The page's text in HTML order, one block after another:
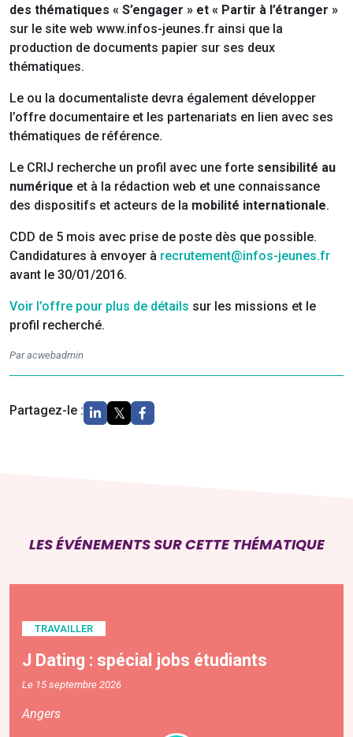
des thématiques « S’engager » et « Partir à l’étranger »
sur le site web www.infos-jeunes.fr ainsi que la
production de documents papier sur ses deux
thématiques.
Le ou la documentaliste devra également développer
l’offre documentaire et les partenariats en lien avec ses
thématiques de référence.
Le CRIJ recherche un profil avec une forte sensibilité au
numérique et à la rédaction web et une connaissance
des dispositifs et acteurs de la mobilité internationale.
CDD de 5 mois avec prise de poste dès que possible.
Candidatures à envoyer à recrutement@infos-jeunes.fr
avant le 30/01/2016.
Voir l’offre pour plus de détails sur les missions et le
profil recherché.
Par acwebadmin
Partagez-le :
LES ÉVÉNEMENTS SUR CETTE THÉMATIQUE
TRAVAILLER
J Dating : spécial jobs étudiants
Le 15 septembre 2026
Angers